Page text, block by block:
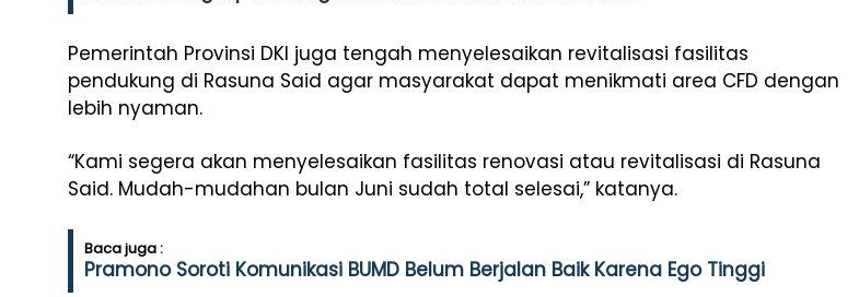
Pemerintah Provinsi DKI juga tengah menyelesaikan revitalisasi fasilitas
pendukung di Rasuna Said agar masyarakat dapat menikmati area CFD dengan
lebih nyaman.
“Kami segera akan menyelesaikan fasilitas renovasi atau revitalisasi di Rasuna
Said. Mudah-mudahan bulan Juni sudah total selesai,” katanya.
Baca juga :
Pramono Soroti Komunikasi BUMD Belum Berjalan Baik Karena Ego Tinggi